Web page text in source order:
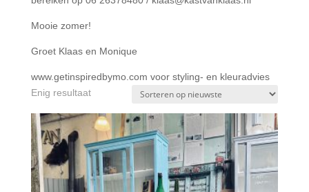
Mooie zomer!
Groet Klaas en Monique
www.getinspiredbymo.com voor styling- en kleuradvies
Enig resultaat